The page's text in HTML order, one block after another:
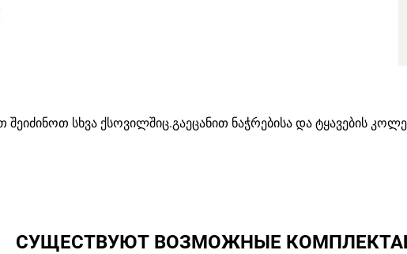
სხვა ქსოვილშიც.გაეცანით ნაჭრებისა და ტყავების
СУЩЕСТВУЮТ ВОЗМОЖНЫЕ